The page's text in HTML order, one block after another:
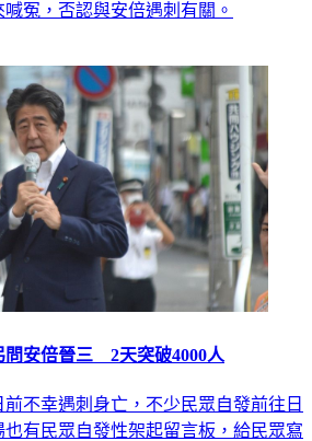
冤，否認與安倍遇刺有關。
問安倍晉三 2天突破4000人
不幸遇刺身亡，不少民眾自發前往日
有民眾自發性架起留言板，給民眾寫